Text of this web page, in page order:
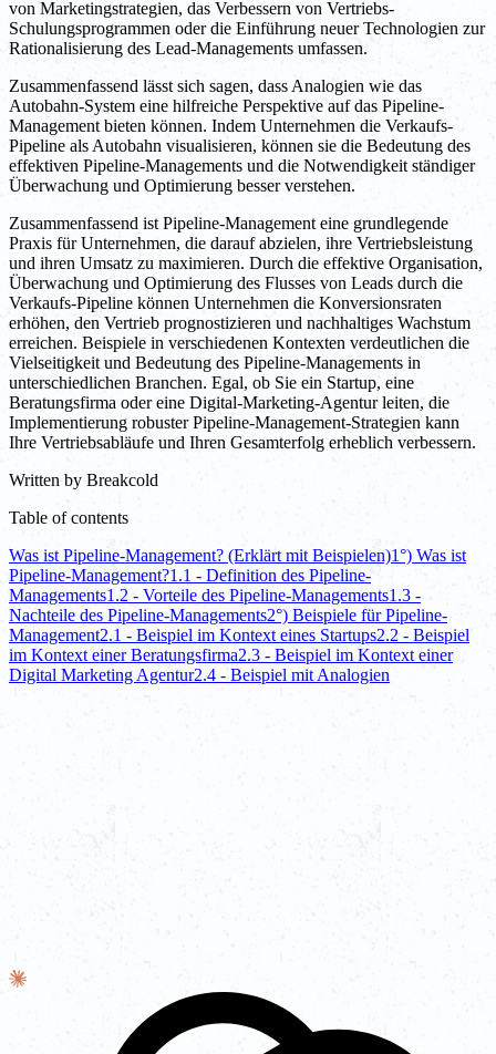
von Marketingstrategien, das Verbessern von Vertriebs-
Schulungsprogrammen oder die Einführung neuer Technologien zur
Rationalisierung des Lead-Managements umfassen.
Zusammenfassend lässt sich sagen, dass Analogien wie das
Autobahn-System eine hilfreiche Perspektive auf das Pipeline-
Management bieten können. Indem Unternehmen die Verkaufs-
Pipeline als Autobahn visualisieren, können sie die Bedeutung des
effektiven Pipeline-Managements und die Notwendigkeit ständiger
Überwachung und Optimierung besser verstehen.
Zusammenfassend ist Pipeline-Management eine grundlegende
Praxis für Unternehmen, die darauf abzielen, ihre Vertriebsleistung
und ihren Umsatz zu maximieren. Durch die effektive Organisation,
Überwachung und Optimierung des Flusses von Leads durch die
Verkaufs-Pipeline können Unternehmen die Konversionsraten
erhöhen, den Vertrieb prognostizieren und nachhaltiges Wachstum
erreichen. Beispiele in verschiedenen Kontexten verdeutlichen die
Vielseitigkeit und Bedeutung des Pipeline-Managements in
unterschiedlichen Branchen. Egal, ob Sie ein Startup, eine
Beratungsfirma oder eine Digital-Marketing-Agentur leiten, die
Implementierung robuster Pipeline-Management-Strategien kann
Ihre Vertriebsabläufe und Ihren Gesamterfolg erheblich verbessern.
Written by Breakcold
Table of contents
Was ist Pipeline-Management? (Erklärt mit Beispielen)1°) Was ist
Pipeline-Management?1.1 - Definition des Pipeline-
Managements1.2 - Vorteile des Pipeline-Managements1.3 -
Nachteile des Pipeline-Managements2°) Beispiele für Pipeline-
Management2.1 - Beispiel im Kontext eines Startups2.2 - Beispiel
im Kontext einer Beratungsfirma2.3 - Beispiel im Kontext einer
Digital Marketing Agentur2.4 - Beispiel mit Analogien